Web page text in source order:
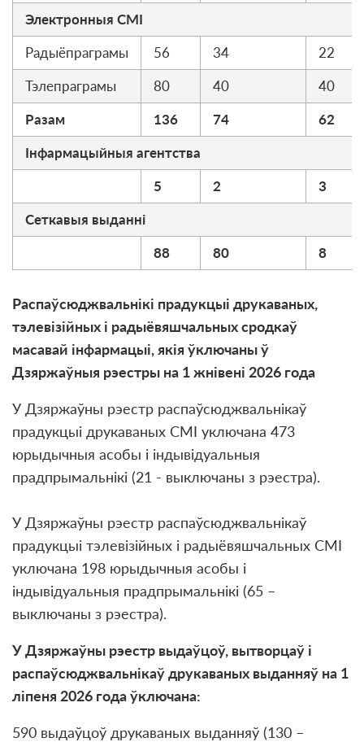
Электронныя СМI
Радыёпраграмы
56 34
22
Тэлепраграмы
80 40
40
Разам
136 74
62
Iнфармацыйныя агентства
5
2
3
Сеткавыя выданні
88
80 8
Распаўсюджвальнікі прадукцыі друкаваных,
тэлевізійных і радыёвяшчальных сродкаў
масавай інфармацыі, якія ўключаны ў
Дзяржаўныя рэестры на 1 жнiвенi 2026 года
У Дзяржаўны рэестр распаўсюджвальнікаў
прадукцыі друкаваных СМІ уключана 473
юрыдычныя асобы і індывідуальныя
прадпрымальнікі (21 - выключаны з рэестра).
У Дзяржаўны рэестр распаўсюджвальнікаў
прадукцыі тэлевізійных і радыёвяшчальных СМІ
уключана 198 юрыдычныя асобы і
індывідуальныя прадпрымальнікі (65 –
выключаны з рэестра).
У Дзяржаўны рэестр выдаўцоў, вытворцаў і
распаўсюджвальнікаў друкаваных выданняў на 1
лiпеня 2026 года ўключана:
590 выдаўцоў друкаваных выданняў (130 –